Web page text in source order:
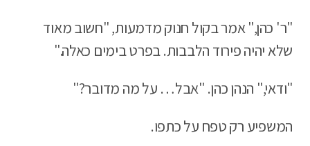
"ר' כהן," אמר בקול חנוק מדמעות, "חשוב מאוד
שלא יהיה פירוד הלבבות. בפרט בימים כאלה."
"ודאי," הנהן כהן. "אבל… על מה מדובר?"
המשפיע רק טפח על כתפו.